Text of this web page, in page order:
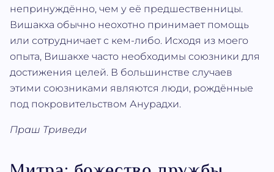
непринуждённо, чем у её предшественницы.
Вишакха обычно неохотно принимает помощь
или сотрудничает с кем-либо. Исходя из моего
опыта, Вишакхе часто необходимы союзники для
достижения целей. В большинстве случаев
этими союзниками являются люди, рождённые
под покровительством Анурадхи.
Праш Триведи